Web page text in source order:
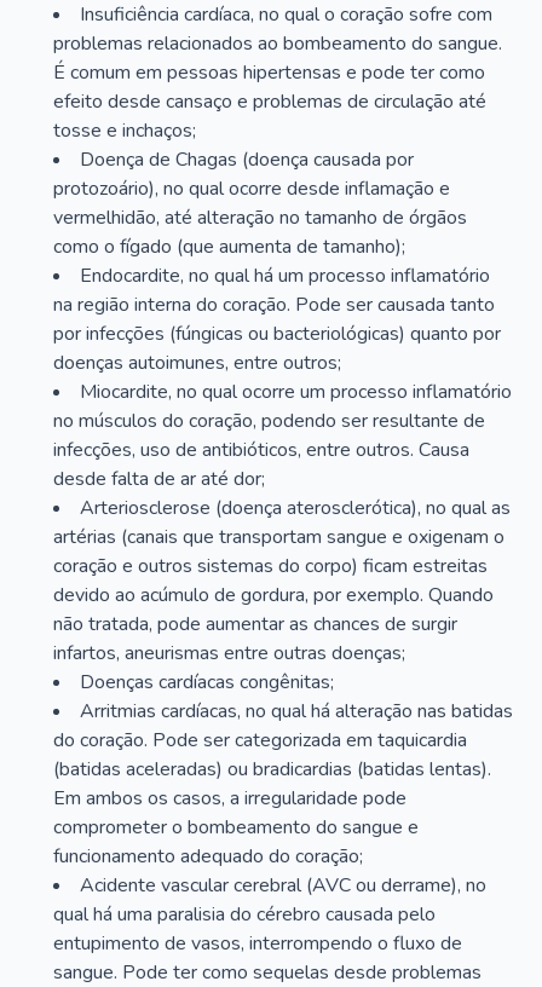
Insuficiência cardíaca, no qual o coração sofre com
problemas relacionados ao bombeamento do sangue.
É comum em pessoas hipertensas e pode ter como
efeito desde cansaço e problemas de circulação até
tosse e inchaços;
Doença de Chagas (doença causada por
protozoário), no qual ocorre desde inflamação e
vermelhidão, até alteração no tamanho de órgãos
como o fígado (que aumenta de tamanho);
Endocardite, no qual há um processo inflamatório
na região interna do coração. Pode ser causada tanto
por infecções (fúngicas ou bacteriológicas) quanto por
doenças autoimunes, entre outros;
Miocardite, no qual ocorre um processo inflamatório
no músculos do coração, podendo ser resultante de
infecções, uso de antibióticos, entre outros. Causa
desde falta de ar até dor;
Arteriosclerose (doença aterosclerótica), no qual as
artérias (canais que transportam sangue e oxigenam o
coração e outros sistemas do corpo) ficam estreitas
devido ao acúmulo de gordura, por exemplo. Quando
não tratada, pode aumentar as chances de surgir
infartos, aneurismas entre outras doenças;
Doenças cardíacas congênitas;
Arritmias cardíacas, no qual há alteração nas batidas
do coração. Pode ser categorizada em taquicardia
(batidas aceleradas) ou bradicardias (batidas lentas).
Em ambos os casos, a irregularidade pode
comprometer o bombeamento do sangue e
funcionamento adequado do coração;
Acidente vascular cerebral (AVC ou derrame), no
qual há uma paralisia do cérebro causada pelo
entupimento de vasos, interrompendo o fluxo de
sangue. Pode ter como sequelas desde problemas